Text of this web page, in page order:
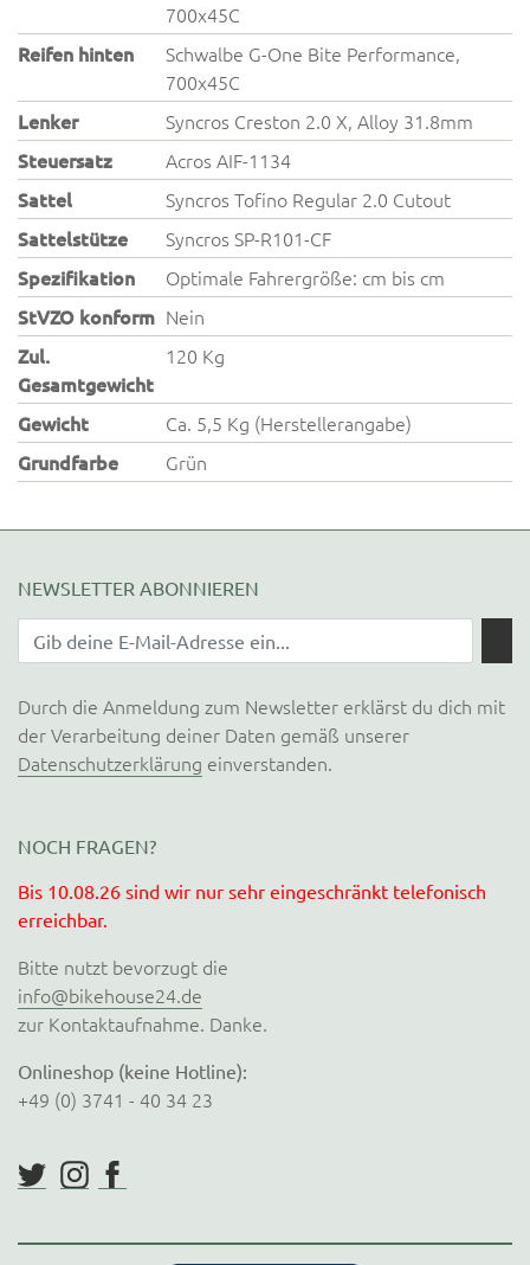
700x45C
Reifen hinten
Schwalbe G-One Bite Performance,
700x45C
Lenker
Syncros Creston 2.0 X, Alloy 31.8mm
Steuersatz
Acros AIF-1134
Sattel
Syncros Tofino Regular 2.0 Cutout
Sattelstütze
Syncros SP-R101-CF
Spezifikation
Optimale Fahrergröße: cm bis cm
StVZO konform Nein
Zul.
Gesamtgewicht
120 Kg
Gewicht
Ca. 5,5 Kg (Herstellerangabe)
Grundfarbe
Grün
NEWSLETTER ABONNIEREN
Durch die Anmeldung zum Newsletter erklärst du dich mit
der Verarbeitung deiner Daten gemäß unserer
Datenschutzerklärung einverstanden.
NOCH FRAGEN?
Bis 10.08.26 sind wir nur sehr eingeschränkt telefonisch
erreichbar.
Bitte nutzt bevorzugt die
info@bikehouse24.de
zur Kontaktaufnahme. Danke.
Onlineshop (keine Hotline):
+49 (0) 3741 - 40 34 23